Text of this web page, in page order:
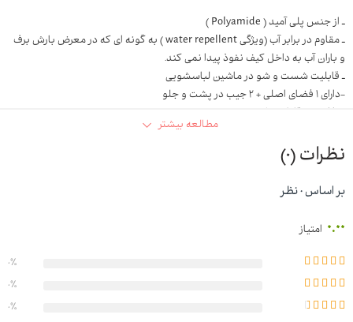
ـ از جنس پلی آمید ( Polyamide )
ـ مقاوم در برابر آب (ویژگی water repellent ) به گونه ای که در معرض بارش برف
و باران آب به داخل کیف نفوذ پیدا نمی کند.
ـ قابلیت شست و شو در ماشین لباسشویی
-دارای ۱ فضای اصلی + ۲ جیب در پشت و جلو
مطالعه بیشتر
نظرات (0)
بر اساس 0 نظر
0.00 امتیاز
0%
0%
0%